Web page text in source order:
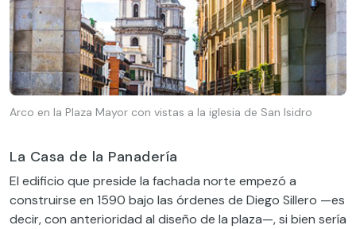
Arco en la Plaza Mayor con vistas a la iglesia de San Isidro
La Casa de la Panadería
El edificio que preside la fachada norte empezó a
construirse en 1590 bajo las órdenes de Diego Sillero —es
decir, con anterioridad al diseño de la plaza—, si bien sería